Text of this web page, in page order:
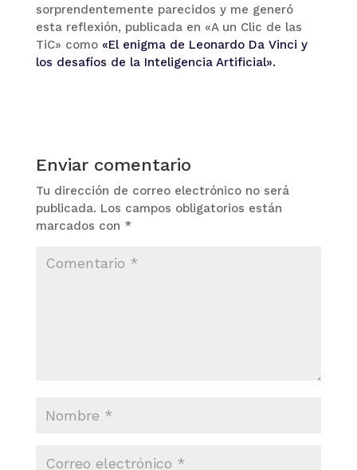
sorprendentemente parecidos y me generó
esta reflexión, publicada en «A un Clic de las
TiC» como «El enigma de Leonardo Da Vinci y
los desafíos de la Inteligencia Artificial».
Enviar comentario
Tu dirección de correo electrónico no será
publicada. Los campos obligatorios están
marcados con *